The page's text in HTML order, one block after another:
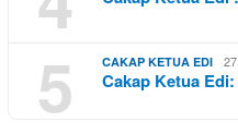
5 CAKAP KETUA EDI
Cakap Ketua